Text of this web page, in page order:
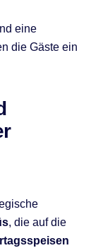
eine
die Gäste ein
, die auf die